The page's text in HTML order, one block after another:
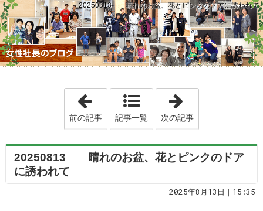
20250813 晴れのお盆、花とピンクのドアに誘われて
「20250812 国勢調査2025 ― 回答は義
前の記事 記事一覧 次の記事
20250813 晴れのお盆、花とピンクのドア
に誘われて
2025年8月13日｜15:35